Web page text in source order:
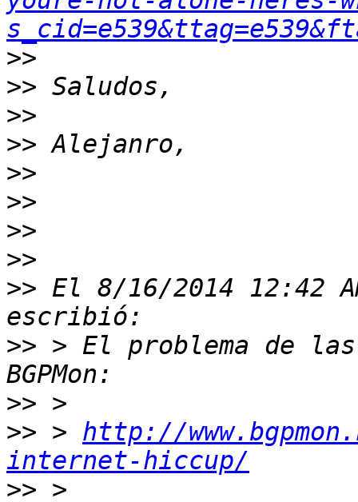
>>
>>
>>
>>
>>
>>
>>
>>
>> El 8/16/2014 12:42
>> > El problema de
>>
>> > http://
internet-hiccup/
>>